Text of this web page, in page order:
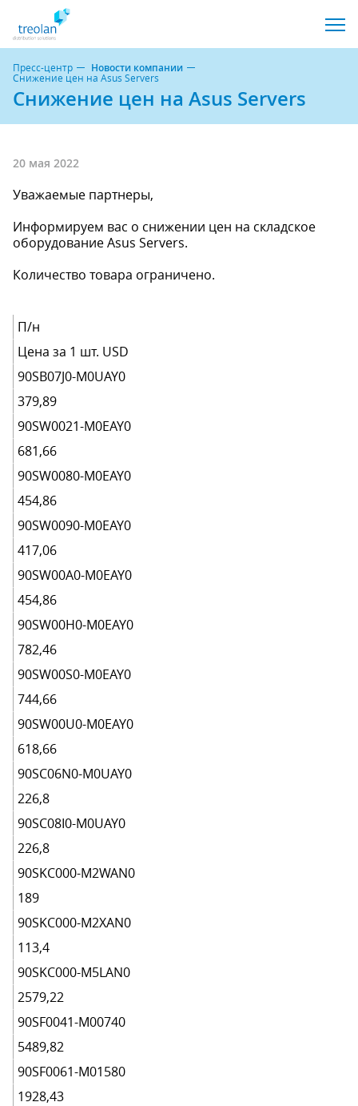
Пресс-центр Новости компании
Снижение цен на Asus Servers
Снижение цен на Asus Servers
20 мая 2022
Уважаемые партнеры,
Информируем вас о снижении цен на складское
оборудование Asus Servers.
Количество товара ограничено.
П/н
Цена за 1 шт. USD
90SB07J0-M0UAY0
379,89
90SW0021-M0EAY0
681,66
90SW0080-M0EAY0
454,86
90SW0090-M0EAY0
417,06
90SW00A0-M0EAY0
454,86
90SW00H0-M0EAY0
782,46
90SW00S0-M0EAY0
744,66
90SW00U0-M0EAY0
618,66
90SC06N0-M0UAY0
226,8
90SC08I0-M0UAY0
226,8
90SKC000-M2WAN0
189
90SKC000-M2XAN0
113,4
90SKC000-M5LAN0
2579,22
90SF0041-M00740
5489,82
90SF0061-M01580
1928,43